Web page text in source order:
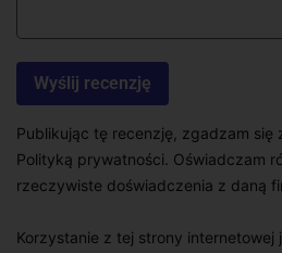
Publikując tę recenzję, zgadzam się
Polityką prywatności. Oświadczam
rzeczywiste doświadczenia z daną
Korzystanie z tej strony internetowej